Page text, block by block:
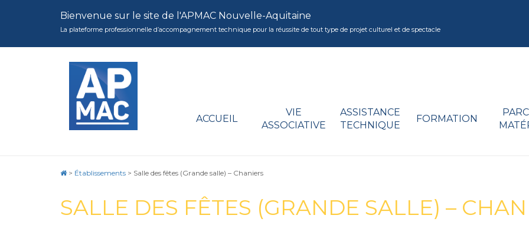
Bienvenue sur le site de l'APMAC Nouvelle-Aquitaine
La plateforme professionnelle d’accompagnement technique pour la réussite de tout type de projet culturel et de spectacle
ACCUEIL
VIE
ASSOCIATIVE
ASSISTANCE
TECHNIQUE
FORMATION
> Établissements > Salle des fêtes (Grande salle) – Chaniers
SALLE DES FÊTES (GRANDE SALLE) –